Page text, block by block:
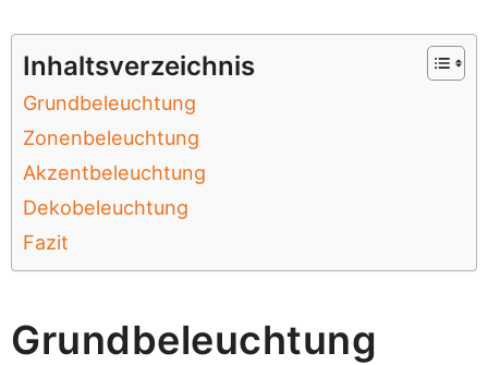
Inhaltsverzeichnis
Grundbeleuchtung
Zonenbeleuchtung
Akzentbeleuchtung
Dekobeleuchtung
Fazit
Grundbeleuchtung